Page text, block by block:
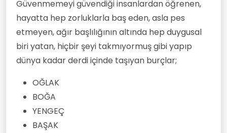
Güvenmemeyi güvendiği insanlardan öğrenen,
hayatta hep zorluklarla baş eden, asla pes
etmeyen, ağır başlılığının altında hep duygusal
biri yatan, hiçbir şeyi takmıyormuş gibi yapıp
dünya kadar derdi içinde taşıyan burçlar;
OĞLAK
BOĞA
YENGEÇ
BAŞAK